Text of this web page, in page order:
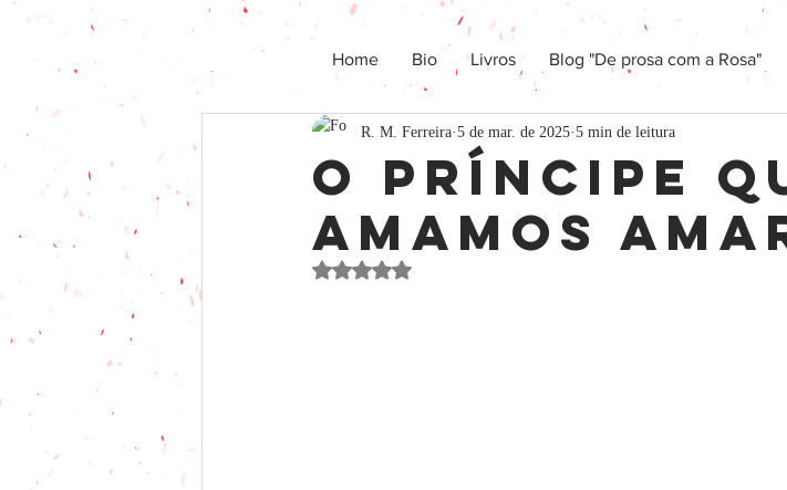
Home Bio Livros Blog "De prosa com a Rosa"
o príncipe
amamos
R. M. Ferreira 5 de mar. de 2025 5 min de leitura
Avaliado com NaN de 5 estrelas.